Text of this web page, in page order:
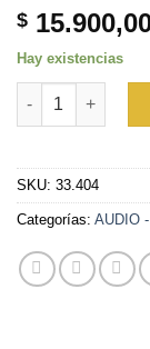
$
Hay existencias
PARLANTES
SKU: 33.404
Categorías: AUDIO